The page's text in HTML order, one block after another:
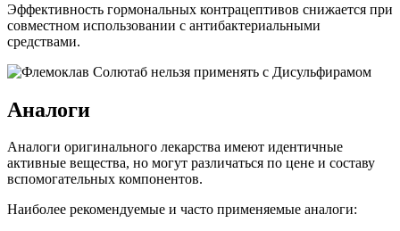
Эффективность гормональных контрацептивов снижается при
совместном использовании с антибактериальными
средствами.
Аналоги
Аналоги оригинального лекарства имеют идентичные
активные вещества, но могут различаться по цене и составу
вспомогательных компонентов.
Наиболее рекомендуемые и часто применяемые аналоги: